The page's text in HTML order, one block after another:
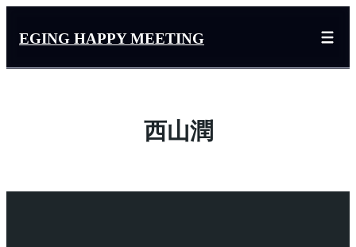
ス
EGING HAPPY MEETING
西山潤